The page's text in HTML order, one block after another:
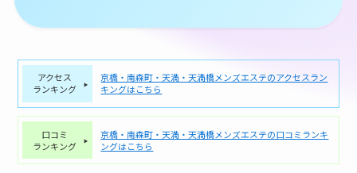
アクセス
ランキング
京橋・南森町・天満・天満橋メンズエステのアクセスラン
キングはこちら
口コミ
ランキング
京橋・南森町・天満・天満橋メンズエステの口コミランキ
ングはこちら